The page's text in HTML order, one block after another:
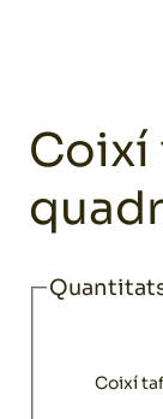
Coixí
Coixí